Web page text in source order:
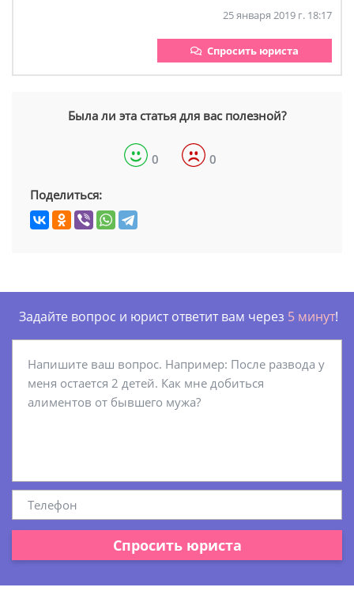
25 января 2019 г. 18:17
Спросить юриста
Была ли эта статья для вас полезной?
0 0
Поделиться:
Задайте вопрос и юрист ответит вам через 5 минут!
Спросить юриста